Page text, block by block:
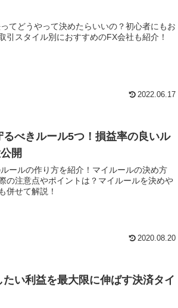
てどうやって決めたらいいの？初心者にもお
引スタイル別におすすめのFX会社も紹介！
2022.06.17
るべきルール5つ！損益率の良いル
開
ールの作り方を紹介！マイルールの決め方
の注意点やポイントは？マイルールを決めや
併せて解説！
2020.08.20
い利益を最大限に伸ばす決済タイ